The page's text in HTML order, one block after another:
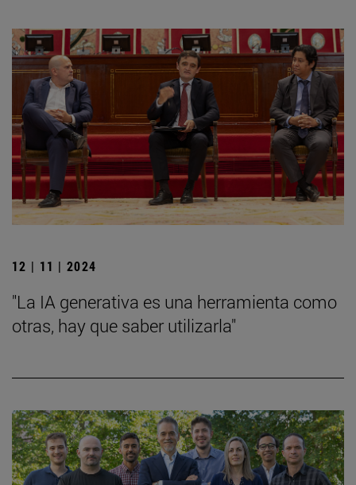
12 | 11 | 2024
"La IA generativa es una herramienta como
otras, hay que saber utilizarla"